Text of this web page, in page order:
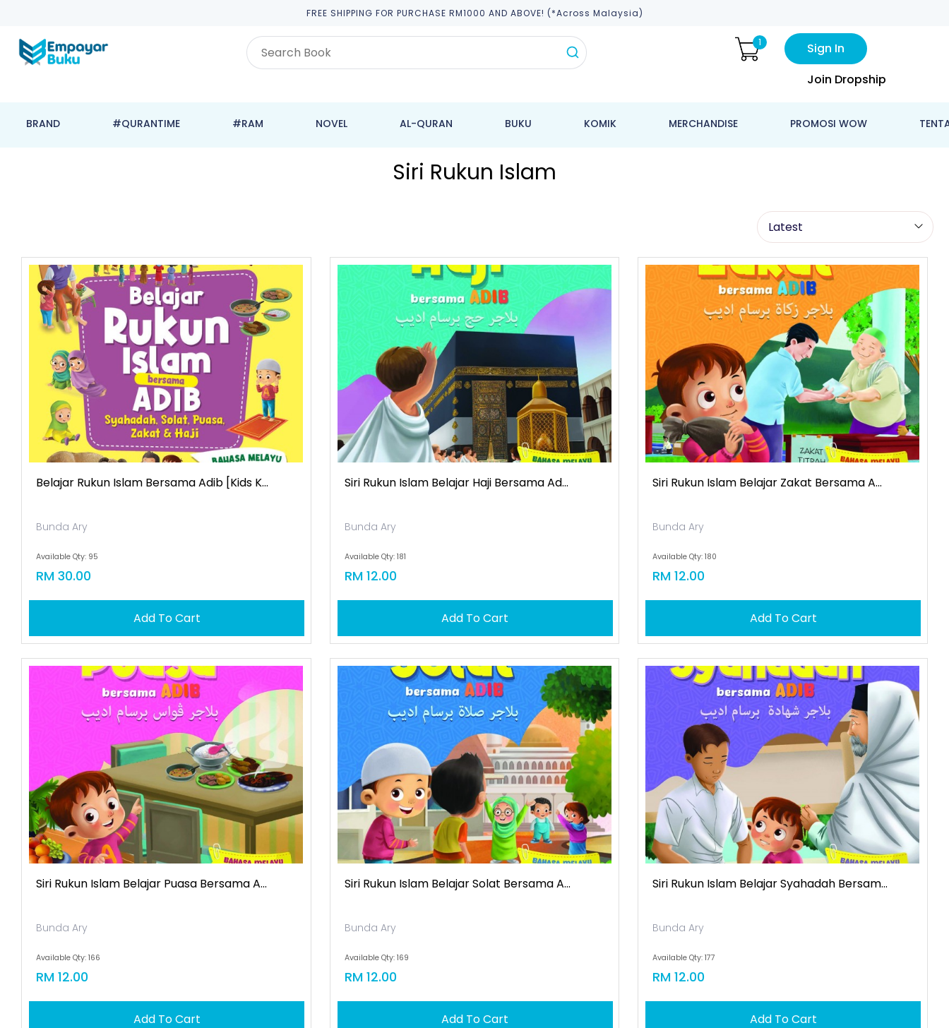
FREE SHIPPING FOR PURCHASE RM1000 AND ABOVE! (*across Malaysia)
1
Sign In
Join Dropship
BRAND #QURANTIME #RAM NOVEL AL-QURAN BUKU KOMIK MERCHANDISE PROMOSI WOW
Siri Rukun Islam
Belajar Rukun Islam Bersama Adib [kids K...
Bunda Ary
Available Qty: 95
RM 30.00
Add To Cart
Siri Rukun Islam Belajar Haji Bersama Ad...
Bunda Ary
Available Qty: 181
RM 12.00
Add To Cart
Siri Rukun Islam Belajar Zakat Bersama A...
Bunda Ary
Available Qty: 180
RM 12.00
Add To Cart
Siri Rukun Islam Belajar Puasa Bersama A...
Bunda Ary
Available Qty: 166
RM 12.00
Add To Cart
Siri Rukun Islam Belajar Solat Bersama A...
Bunda Ary
Available Qty: 169
RM 12.00
Add To Cart
Siri Rukun Islam Belajar Syahadah Bersam...
Bunda Ary
Available Qty: 177
RM 12.00
Add To Cart